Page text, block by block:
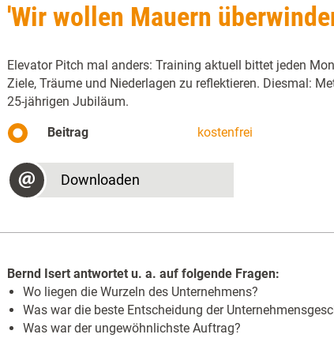
'Wir wollen Mauern
Elevator Pitch mal anders: Training aktuell bittet jeden
Ziele, Träume und Niederlagen zu reflektieren. Diesmal:
25-jährigen Jubiläum.
Beitrag kostenfrei
Downloaden
Bernd Isert antwortet u. a. auf folgende Fragen:
Wo liegen die Wurzeln des Unternehmens?
Was war die beste Entscheidung der
Was war der ungewöhnlichste Auftrag?